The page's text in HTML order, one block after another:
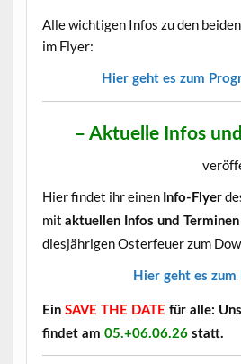
Alle wichtigen Infos zu den
im Flyer:
Hier geht es zum
– Aktuelle Infos
Hier findet ihr einen Info-Flyer
mit aktuellen Infos und Terminen
diesjährigen Osterfeuer zum
Hier geht es zum
Ein SAVE THE DATE für alle:
findet am 05.+06.06.26statt.